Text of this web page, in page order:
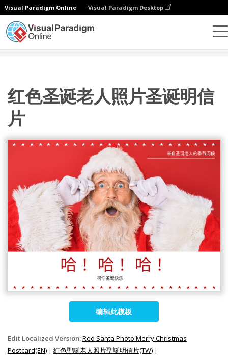
Visual Paradigm Online Visual Paradigm Desktop
红色圣诞老人照片圣诞明信
片
编辑此模板
Edit Localized Version:Red Santa Photo Merry Christmas
Postcard(EN) | 紅色聖誕老人照片聖誕明信片(TW) |